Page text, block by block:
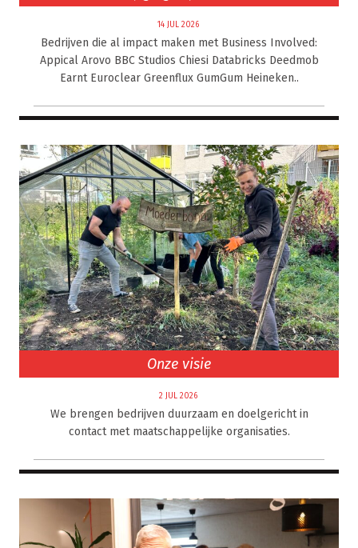
14 JUL 2026
Bedrijven die al impact maken met Business Involved:
Appical Arovo BBC Studios Chiesi Databricks Deedmob
Earnt Euroclear Greenflux GumGum Heineken..
Onze visie
2 JUL 2026
We brengen bedrijven duurzaam en doelgericht in
contact met maatschappelijke organisaties.